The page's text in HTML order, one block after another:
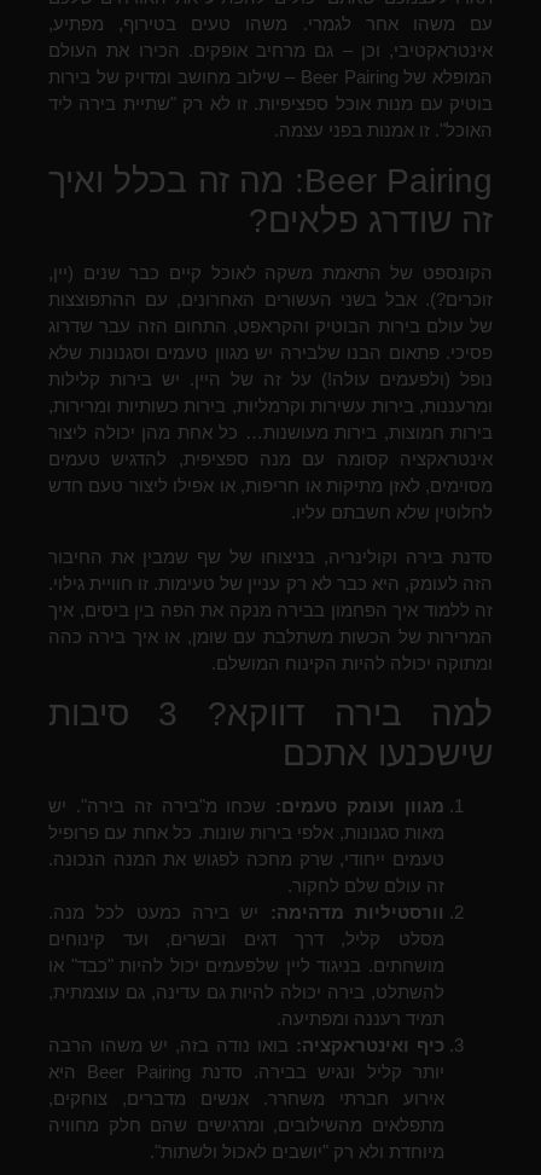
עם משהו אחר לגמרי. משהו טעים בטירוף, מפתיע,
אינטראקטיבי, וכן – גם מרחיב אופקים. הכירו את העולם
המופלא של Beer Pairing – שילוב מחושב ומדויק של בירות
בוטיק עם מנות אוכל ספציפיות. זו לא רק "שתיית בירה ליד
האוכל". זו אמנות בפני עצמה.
Beer Pairing: מה זה בכלל ואיך
זה שודרג פלאים?
הקונספט של התאמת משקה לאוכל קיים כבר שנים (יין,
זוכרים?). אבל בשני העשורים האחרונים, עם ההתפוצצות
של עולם בירות הבוטיק והקראפט, התחום הזה עבר שדרוג
פסיכי. פתאום הבנו שלבירה יש מגוון טעמים וסגנונות שלא
נופל (ולפעמים עולה!) על זה של היין. יש בירות קלילות
ומרעננות, בירות עשירות וקרמליות, בירות כשותיות ומרירות,
בירות חמוצות, בירות מעושנות… כל אחת מהן יכולה ליצור
אינטראקציה קסומה עם מנה ספציפית, להדגיש טעמים
מסוימים, לאזן מתיקות או חריפות, או אפילו ליצור טעם חדש
לחלוטין שלא חשבתם עליו.
סדנת בירה וקולינריה, בניצוחו של שף שמבין את החיבור
הזה לעומק, היא כבר לא רק עניין של טעימות. זו חוויית גילוי.
זה ללמוד איך הפחמון בבירה מנקה את הפה בין ביסים, איך
המרירות של הכשות משתלבת עם שומן, או איך בירה כהה
ומתוקה יכולה להיות הקינוח המושלם.
למה בירה דווקא? 3 סיבות
שישכנעו אתכם
מגוון ועומק טעמים:
שכחו מ"בירה זה בירה". יש
מאות סגנונות, אלפי בירות שונות. כל אחת עם פרופיל
טעמים ייחודי, שרק מחכה לפגוש את המנה הנכונה.
זה עולם שלם לחקור.
וורסטיליות מדהימה:
יש בירה כמעט לכל מנה.
מסלט קליל, דרך דגים ובשרים, ועד קינוחים
מושחתים. בניגוד ליין שלפעמים יכול להיות "כבד" או
להשתלט, בירה יכולה להיות גם עדינה, גם עוצמתית,
תמיד רעננה ומפתיעה.
כיף ואינטראקציה: בואו נודה בזה, יש משהו הרבה
יותר קליל ונגיש בבירה. סדנת Beer Pairing היא
אירוע חברתי משחרר. אנשים מדברים, צוחקים,
מתפלאים מהשילובים, ומרגישים שהם חלק מחוויה
מיוחדת ולא רק "יושבים לאכול ולשתות".